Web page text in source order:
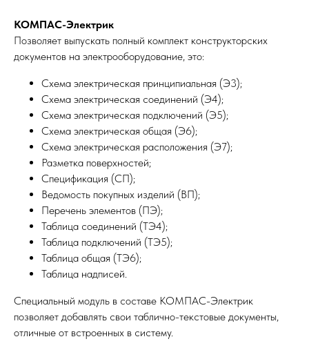
КОМПАС-Электрик
Позволяет выпускать полный комплект конструкторских
документов на электрооборудование, это:
Схема электрическая принципиальная (Э3);
Схема электрическая соединений (Э4);
Схема электрическая подключений (Э5);
Схема электрическая общая (Э6);
Схема электрическая расположения (Э7);
Разметка поверхностей;
Спецификация (СП);
Ведомость покупных изделий (ВП);
Перечень элементов (ПЭ);
Таблица соединений (ТЭ4);
Таблица подключений (ТЭ5);
Таблица общая (ТЭ6);
Таблица надписей.
Специальный модуль в составе КОМПАС-Электрик
позволяет добавлять свои таблично-текстовые документы,
отличные от встроенных в систему.